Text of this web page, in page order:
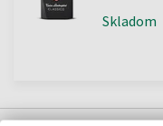
Skladom